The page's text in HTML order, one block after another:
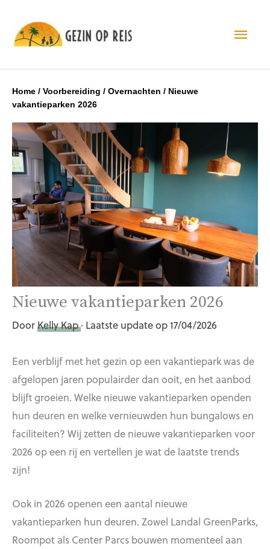
Home / Voorbereiding / Overnachten / Nieuwe
vakantieparken 2026
Nieuwe vakantieparken 2026
DoorKelly Kap· Laatste update op 17/04/2026
Een verblijf met het gezin op een vakantiepark was de
afgelopen jaren populairder dan ooit, en het aanbod
blijft groeien. Welke nieuwe vakantieparken openden
hun deuren en welke vernieuwden hun bungalows en
faciliteiten? Wij zetten de nieuwe vakantieparken voor
2026 op een rij en vertellen je wat de laatste trends
zijn!
Ook in 2026 openen een aantal nieuwe
vakantieparken hun deuren. Zowel Landal GreenParks,
Roompot als Center Parcs bouwen momenteel aan